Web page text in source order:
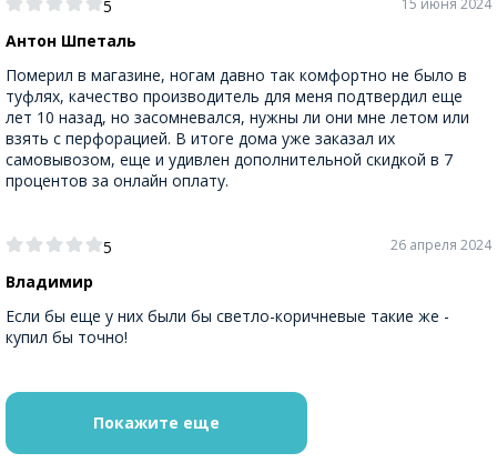
5
Антон Шпеталь
15 июня 2024
Померил в магазине, ногам давно так комфортно не было в
туфлях, качество производитель для меня подтвердил еще
лет 10 назад, но засомневался, нужны ли они мне летом или
взять с перфорацией. В итоге дома уже заказал их
самовывозом, еще и удивлен дополнительной скидкой в 7
процентов за онлайн оплату.
5
Владимир
26 апреля 2024
Если бы еще у них были бы светло-коричневые такие же -
купил бы точно!
Покажите еще